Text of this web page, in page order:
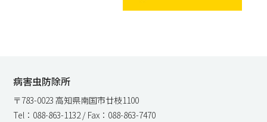
病害虫防除所
〒783-0023 高知県南国市廿枝1100
Tel：088-863-1132 / Fax：088-863-7470